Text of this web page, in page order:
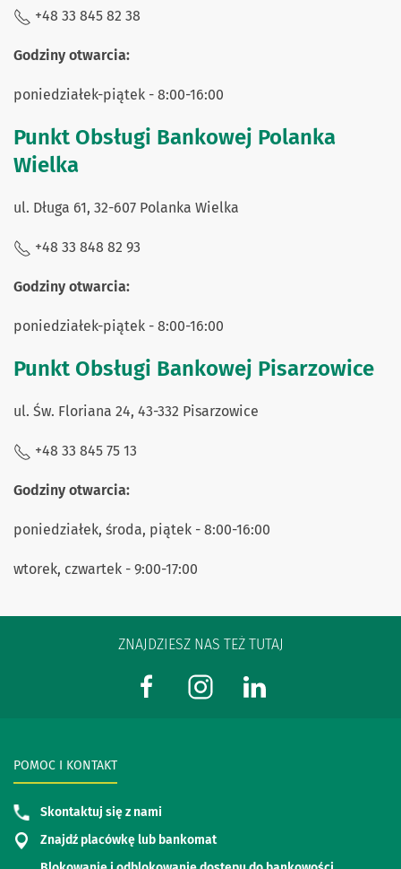
+48 33 845 82 38
Godziny otwarcia:
poniedziałek-piątek - 8:00-16:00
Punkt Obsługi Bankowej Polanka
Wielka
ul. Długa 61, 32-607 Polanka Wielka
+48 33 848 82 93
Godziny otwarcia:
poniedziałek-piątek - 8:00-16:00
Punkt Obsługi Bankowej Pisarzowice
ul. Św. Floriana 24, 43-332 Pisarzowice
+48 33 845 75 13
Godziny otwarcia:
poniedziałek, środa, piątek - 8:00-16:00
wtorek, czwartek - 9:00-17:00
ZNAJDZIESZ NAS TEŻ TUTAJ
POMOC I KONTAKT
Skontaktuj się z nami
Znajdź placówkę lub bankomat